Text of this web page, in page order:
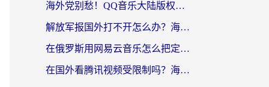
海外党别愁！QQ音乐大陆版权限制怎么破？附咪咕视频、B站地区限制解除全攻略
解放军报国外打不开怎么办？海外华人必备回国加速指南，看奥运拳击、听酷狗音乐全搞定
在俄罗斯用网易云音乐怎么把定位修改到中国国内？海外党听歌自由的钥匙找到了
在国外看腾讯视频受限制吗？海外党亲测有效的回国加速器选择指南